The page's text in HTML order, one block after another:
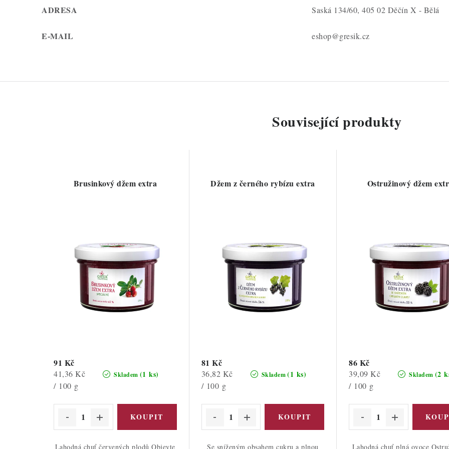
ADRESA Saská 134/60, 405 02 Děčín X - Bělá
E-MAIL eshop@gresik.cz
Související produkty
Brusinkový džem extra
Skladem (1 ks)
91 Kč
Měrná
cena:
41,36 Kč
/ 100 g
Lahodná chuť červených plodů Objevte
Džem z černého rybízu extra
Skladem(1 ks)
81 Kč
Měrná
cena:
36,82 Kč
/ 100 g
Se sníženým obsahem cukru a plnou
Ostružinový džem
Skladem (2
86 Kč
Měrná
cena:
39,09 Kč
/ 100 g
Lahodná chuť plná ovoce